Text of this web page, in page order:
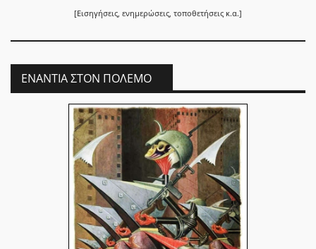
[Εισηγήσεις, ενημερώσεις, τοποθετήσεις κ.α.]
ΕΝΆΝΤΙΑ ΣΤΟΝ ΠΌΛΕΜΟ